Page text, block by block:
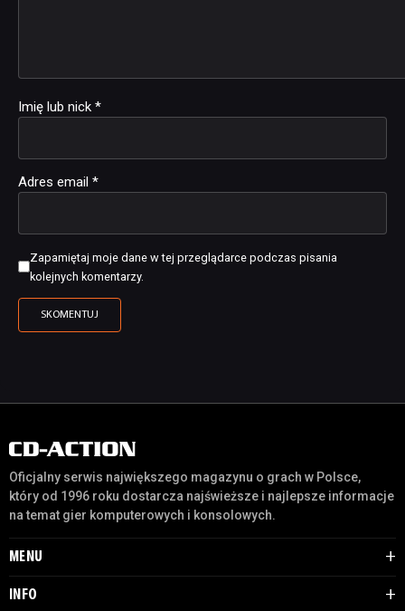
Imię lub nick *
Adres email *
Zapamiętaj moje dane w tej przeglądarce podczas pisania
kolejnych komentarzy.
Oficjalny serwis największego magazynu o grach w Polsce,
który od 1996 roku dostarcza najświeższe i najlepsze informacje
na temat gier komputerowych i konsolowych.
MENU
INFO